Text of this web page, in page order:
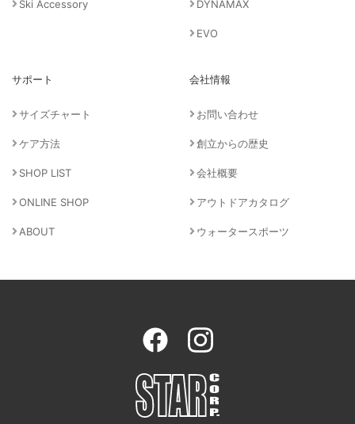
Ski Accessory DYNAMAX
EVO
サポート
サイズチャート
ケア方法
SHOP LIST
ONLINE SHOP
ABOUT
会社情報
お問い合わせ
創立からの歴史
会社概要
アウトドアカタログ
ウォータースポーツ